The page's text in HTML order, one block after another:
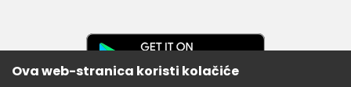
Ova web-stranica koristi kolačiće